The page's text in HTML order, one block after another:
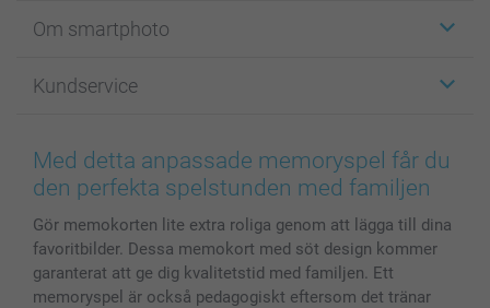
Fotokort
Fotoböcker
Bilder, Fotoförstoring & Fotohäften
Skal till Mobil & Surfplatta
Fotoalmanackor & Fotoagenda
Fotoramar & Tillbehör
Presentkort
Om smartphoto
För affiliates
Cookie Policy
Sitemap
Investor Relations
Kundservice
smartgaranti
smartbonus
Status på beställningar
Med detta anpassade memoryspel får du
den perfekta spelstunden med familjen
Gör memokorten lite extra roliga genom att lägga till dina
favoritbilder. Dessa memokort med söt design kommer
garanterat att ge dig kvalitetstid med familjen. Ett
memoryspel är också pedagogiskt eftersom det tränar